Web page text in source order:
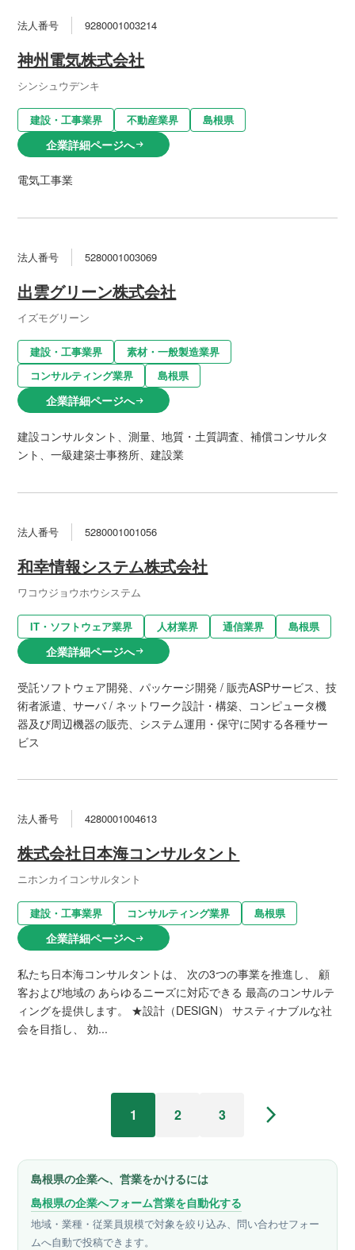
法人番号 9280001003214
神州電気株式会社
シンシュウデンキ
建設・工事業界 不動産業界 島根県
企業詳細ページへarrow_right_alt
電気工事業
法人番号 5280001003069
出雲グリーン株式会社
イズモグリーン
建設・工事業界
素材・一般製造業界
コンサルティング業界
島根県
企業詳細ページへarrow_right_alt
建設コンサルタント、測量、地質・土質調査、補償コンサルタ
ント、一級建築士事務所、建設業
法人番号 5280001001056
和幸情報システム株式会社
ワコウジョウホウシステム
IT・ソフトウェア業界 人材業界 通信業界 島根県
企業詳細ページへarrow_right_alt
受託ソフトウェア開発、パッケージ開発 / 販売ASPサービス、技
術者派遣、サーバ / ネットワーク設計・構築、コンピュータ機
器及び周辺機器の販売、システム運用・保守に関する各種サー
ビス
法人番号 4280001004613
株式会社日本海コンサルタント
ニホンカイコンサルタント
建設・工事業界 コンサルティング業界 島根県
企業詳細ページへarrow_right_alt
私たち日本海コンサルタントは、 次の3つの事業を推進し、 顧
客および地域の あらゆるニーズに対応できる 最高のコンサルテ
ィングを提供します。 ★設計（DESIGN） サスティナブルな社
会を目指し、 効...
1 2 3 arrow_forward_ios
島根県の企業へ、営業をかけるには
島根県の企業へフォーム営業を自動化する
地域・業種・従業員規模で対象を絞り込み、問い合わせフォー
ムへ自動で投稿できます。